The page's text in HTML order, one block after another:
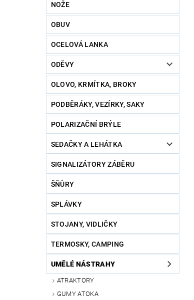
NOŽE
OBUV
OCELOVÁ LANKA
ODĚVY
OLOVO, KRMÍTKA, BROKY
PODBĚRÁKY, VEZÍRKY, SAKY
POLARIZAČNÍ BRÝLE
SEDAČKY A LEHÁTKA
SIGNALIZÁTORY ZÁBĚRU
ŠŇŮRY
SPLÁVKY
STOJANY, VIDLIČKY
TERMOSKY, CAMPING
UMĚLÉ NÁSTRAHY
ATRAKTORY
GUMY ATOKA